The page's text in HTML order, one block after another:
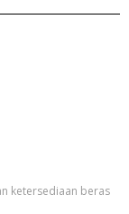
ketersediaan beras